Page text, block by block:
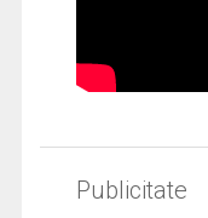
Publicitate